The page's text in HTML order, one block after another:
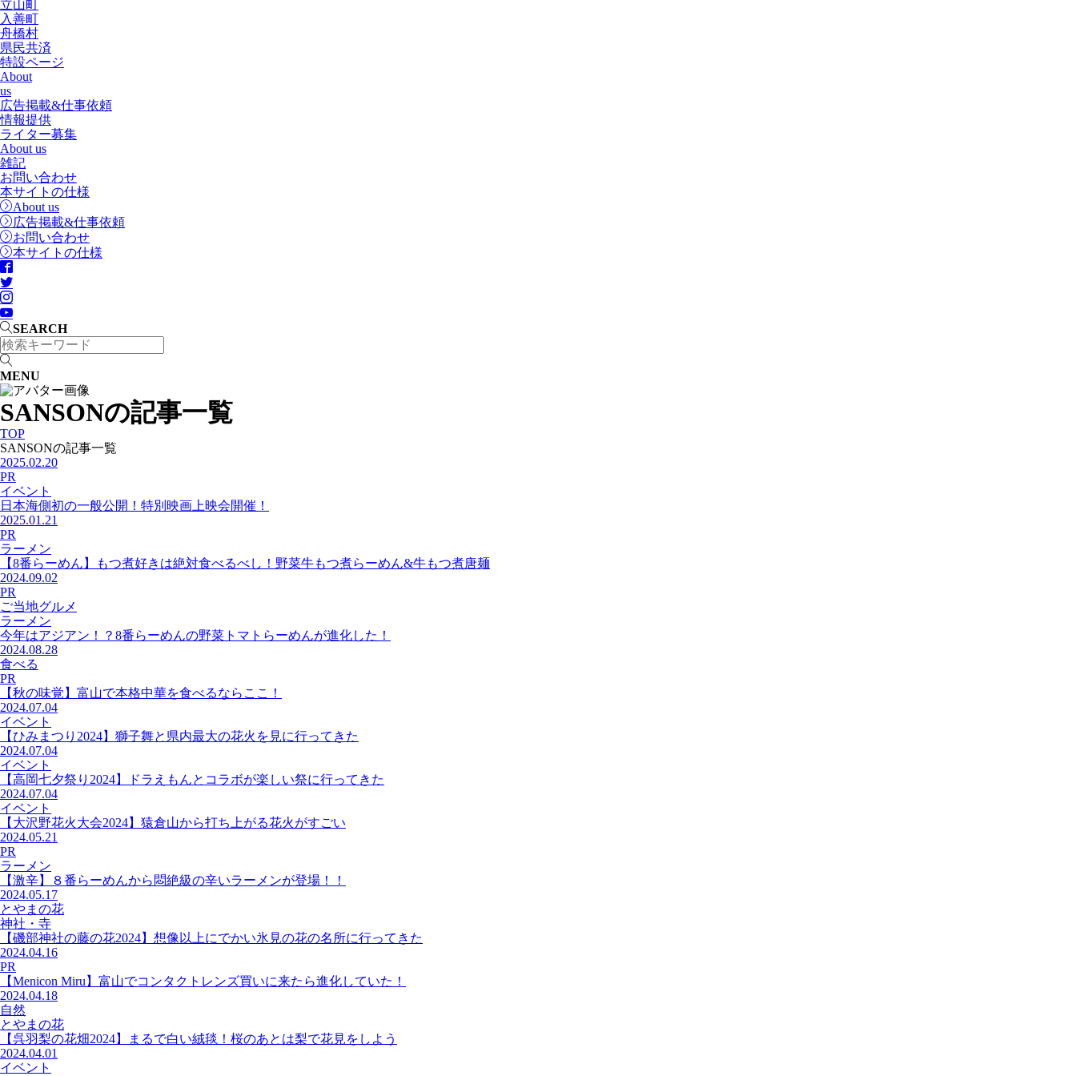
立山町
入善町
舟橋村
県民共済
特設ページ
About
us
広告掲載&仕事依頼
情報提供
ライター募集
About us
雑記
お問い合わせ
本サイトの仕様
About us
広告掲載&仕事依頼
お問い合わせ
本サイトの仕様
SEARCH
MENU
SANSONの記事一覧
TOP
SANSONの記事一覧
2025.02.20
PR
イベント
日本海側初の一般公開！特別映画上映会開催！
2025.01.21
PR
ラーメン
【8番らーめん】もつ煮好きは絶対食べるべし！野菜牛もつ煮らーめん&牛もつ煮唐麺
2024.09.02
PR
ご当地グルメ
ラーメン
今年はアジアン！？8番らーめんの野菜トマトらーめんが進化した！
2024.08.28
食べる
PR
【秋の味覚】富山で本格中華を食べるならここ！
2024.07.04
イベント
【ひみまつり2024】獅子舞と県内最大の花火を見に行ってきた
2024.07.04
イベント
【高岡七夕祭り2024】ドラえもんとコラボが楽しい祭に行ってきた
2024.07.04
イベント
【大沢野花火大会2024】猿倉山から打ち上がる花火がすごい
2024.05.21
PR
ラーメン
【激辛】８番らーめんから悶絶級の辛いラーメンが登場！！
2024.05.17
とやまの花
神社・寺
【磯部神社の藤の花2024】想像以上にでかい氷見の花の名所に行ってきた
2024.04.16
PR
【Menicon Miru】富山でコンタクトレンズ買いに来たら進化していた！
2024.04.18
自然
とやまの花
【呉羽梨の花畑2024】まるで白い絨毯！桜のあとは梨で花見をしよう
2024.04.01
イベント